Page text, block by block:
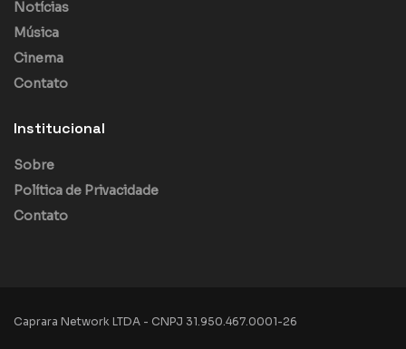
Notícias
Música
Cinema
Contato
Institucional
Sobre
Política de Privacidade
Contato
Caprara Network LTDA - CNPJ 31.950.467.0001-26